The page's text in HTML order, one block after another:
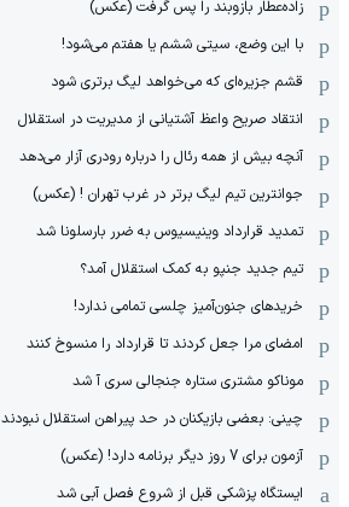
زاده‌عطار بازوبند را پس گرفت (عکس)
با این وضع، سیتی ششم یا هفتم می‌شود!
قشم جزیره‌ای که می‌خواهد لیگ برتری شود
انتقاد صریح واعظ آشتیانی از مدیریت در استقلال
آنچه بیش از همه رئال را درباره رودری آزار می‌دهد
جوانترین تیم لیگ برتر در غرب تهران ! (عکس)
تمدید قرارداد وینیسیوس به ضرر بارسلونا شد
تیم جدید جنپو به کمک استقلال آمد؟
خریدهای جنون‌آمیز چلسی تمامی ندارد!
امضای مرا جعل کردند تا قرارداد را منسوخ کنند
موناکو مشتری ستاره جنجالی سری آ شد
چینی: بعضی بازیکنان در حد پیراهن استقلال نبودند
آزمون برای 7 روز دیگر برنامه دارد! (عکس)
ایستگاه پزشکی قبل از شروع فصل آبی شد